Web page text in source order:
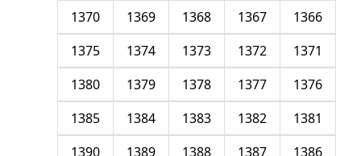
1366
1367
1368
1369
1370
1371
1372
1373
1374
1375
1376
1377
1378
1379
1380
1381
1382
1383
1384
1385
1386
1387
1388
1389
1390